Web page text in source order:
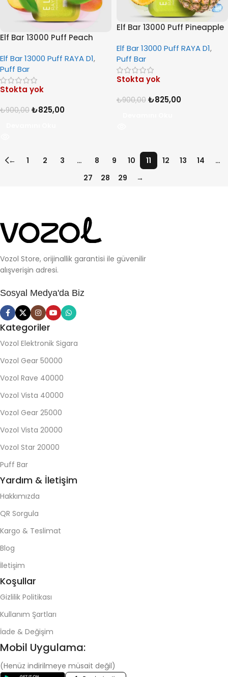
Elf Bar 13000 Puff Peach
Elf Bar 13000 Puff RAYA D1,
Puff Bar
Stokta yok
₺900,00 ₺825,00
Elf Bar 13000 Puff Pineapple
Elf Bar 13000 Puff RAYA D1,
Puff Bar
Stokta yok
₺900,00 ₺825,00
← 1 2 3 … 8 9 10 11 12 13 14
…
27
28 29 →
Vozol Store, orijinallik garantisi ile güvenilir
alışverişin adresi.
Sosyal Medya'da Biz
Kategoriler
Vozol Elektronik Sigara
Vozol Gear 50000
Vozol Rave 40000
Vozol Vista 40000
Vozol Gear 25000
Vozol Vista 20000
Vozol Star 20000
Puff Bar
Yardım & İletişim
Hakkımızda
QR Sorgula
Kargo & Teslimat
Blog
İletişim
Koşullar
Gizlilik Politikası
Kullanım Şartları
İade & Değişim
Mobil Uygulama:
(Henüz indirilmeye müsait değil)